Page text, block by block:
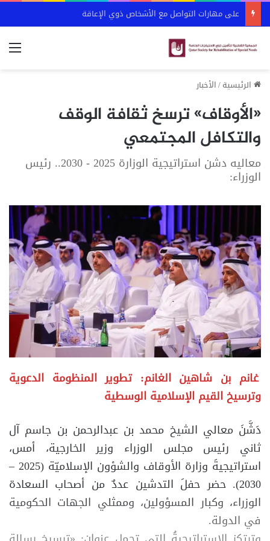
على مهارات التواصل مع الأشخاص ذوي الإعاقة
الرئيسية/الأخبار
«الأوقاف» ترسخ ثقافة الوقف
والتكافل المجتمعي
معاليه دشن استراتيجية الوزارة 2025 - 2030.. رئيس
الوزراء:
غانم بن شاهين الغانم: تطوير المنظومة الدعوية
وترسيخ القيم الإسلامية الوسطية
دَشَّنَ معالي الشيخ محمد بن عبدالرحمن بن جاسم آل
ثاني رئيس مجلس الوزراء وزير الخارجية، أمس،
استراتيجيةَ وزارة الأوقاف والشؤون الإسلاميّة (2025 –
2030). حضر حفلَ التدشين عددٌ من أصحاب السعادة
الوزراء، وكبار المسؤولين، وممثلي الجهات الحكومية
في الدولة.